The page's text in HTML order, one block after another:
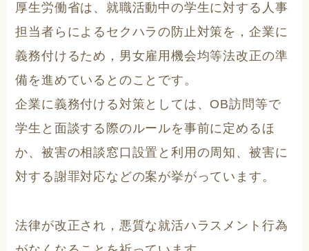
厚生労働省は、就職活動中の学生に対する人事
担当者らによるセクハラの防止対策を，企業に
義務付けるため，男女雇用機会均等法改正の準
備を進めているとのことです。
企業に義務付ける対策としては、OB訪問等で
学生と面談する際のルールを事前に定めるほ
か、被害の相談窓口設置と利用の周知、被害に
対する謝罪対応などの案が挙がっています。
法律が改正され，悪質な就活ハラスメント行為